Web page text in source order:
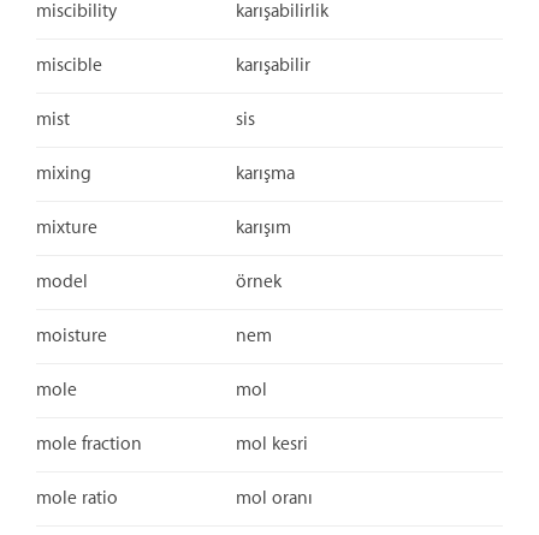
miscibility karışabilirlik
miscible karışabilir
mist sis
mixing karışma
mixture karışım
model örnek
moisture nem
mole mol
mole fraction mol kesri
mole ratio mol oranı